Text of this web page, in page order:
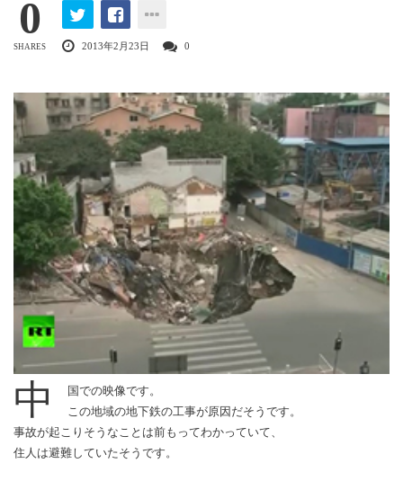
0
SHARES 2013年2月23日 0
中
国での映像です。
この地域の地下鉄の工事が原因だそうです。
事故が起こりそうなことは前もってわかっていて、
住人は避難していたそうです。